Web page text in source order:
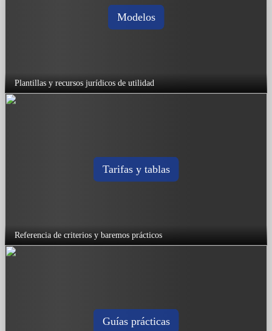
Modelos
Plantillas y recursos jurídicos de utilidad
Tarifas y tablas
Referencia de criterios y baremos prácticos
Guías prácticas